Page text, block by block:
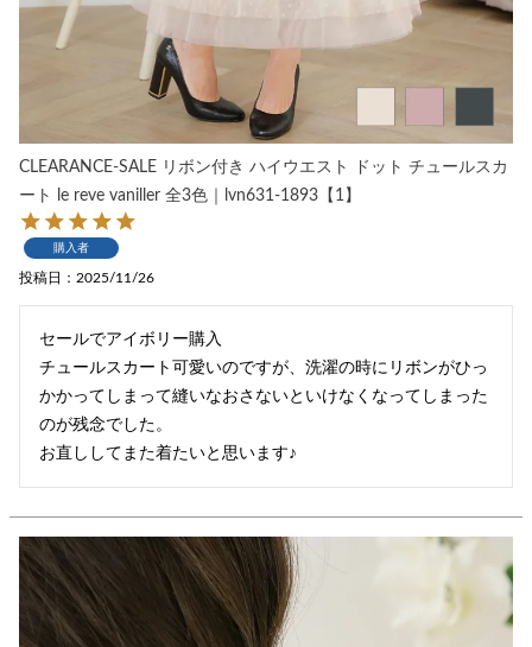
CLEARANCE-SALE リボン付き ハイウエスト ドット チュールスカ
ート le reve vaniller 全3色｜lvn631-1893【1】
購入者
投稿日 2025/11/26
セールでアイボリー購入
チュールスカート可愛いのですが、洗濯の時にリボンがひっ
かかってしまって縫いなおさないといけなくなってしまった
のが残念でした。
お直ししてまた着たいと思います♪